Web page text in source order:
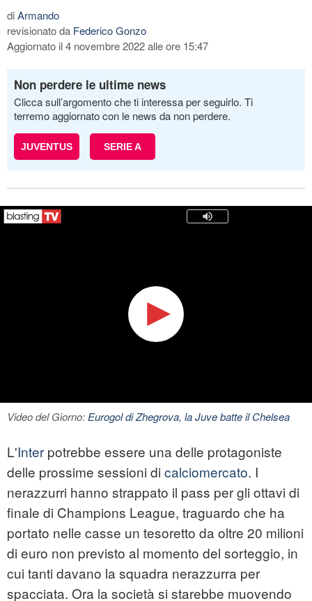
diArmando
revisionato da Federico Gonzo
Aggiornato il 4 novembre 2022 alle ore 15:47
Non perdere le ultime news
Clicca sull’argomento che ti interessa per seguirlo. Ti
terremo aggiornato con le news da non perdere.
JUVENTUS SERIE A
Video del Giorno:Eurogol di Zhegrova, la Juve batte il Chelsea
L'Inter potrebbe essere una delle protagoniste
delle prossime sessioni di calciomercato. I
nerazzurri hanno strappato il pass per gli ottavi di
finale di Champions League, traguardo che ha
portato nelle casse un tesoretto da oltre 20 milioni
di euro non previsto al momento del sorteggio, in
cui tanti davano la squadra nerazzurra per
spacciata. Ora la società si starebbe muovendo